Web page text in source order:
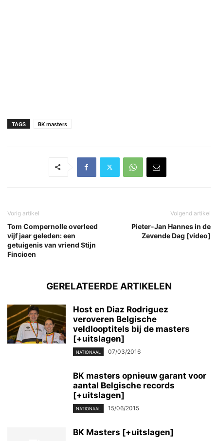
TAGS BK masters
Vorig artikel
Tom Compernolle overleed
vijf jaar geleden: een
getuigenis van vriend Stijn
Fincioen
Volgend artikel
Pieter-Jan Hannes in de
Zevende Dag [video]
GERELATEERDE ARTIKELEN
Host en Diaz Rodriguez
veroveren Belgische
veldlooptitels bij de masters
[+uitslagen]
NATIONAAL 07/03/2016
BK masters opnieuw garant voor
aantal Belgische records
[+uitslagen]
NATIONAAL 15/06/2015
BK Masters [+uitslagen]